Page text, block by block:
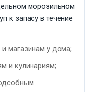
морозильном
к запасу в течение
магазинам у дома;
и кулинариям;